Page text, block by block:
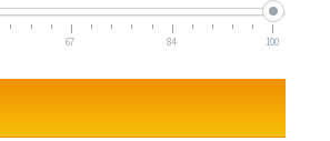
67 84 100